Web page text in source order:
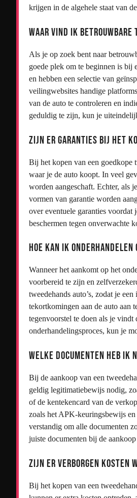
krijgen in de algehele staat van
Waar vind ik betrouwbare
Als je op zoek bent naar
goede plek om te beginnen is bij
en hebben een selectie van
veilingwebsites handige
van de auto te controleren en
geduldig te zijn, kun je
Zijn er garanties bij het
Bij het kopen van een goedkope
waar je de auto koopt. In veel
worden aangeschaft. Echter, als
vormen van garantie worden
over eventuele garanties voordat
beschermen tegen onverwachte
Hoe kan ik
Wanneer het aankomt op het
voorbereid te zijn en
tweedehands auto’s, zodat je
tekortkomingen aan de auto aan
tegenvoorstel te doen als je
onderhandelingsproces, kun je
Welke documenten heb ik
Bij de aankoop van een
geldig legitimatiebewijs nodig,
of de kentekencard van de
zoals het APK-keuringsbewijs
verstandig om alle documenten
juiste documenten bij de
Zijn er verborgen kosten
Bij het kopen van een